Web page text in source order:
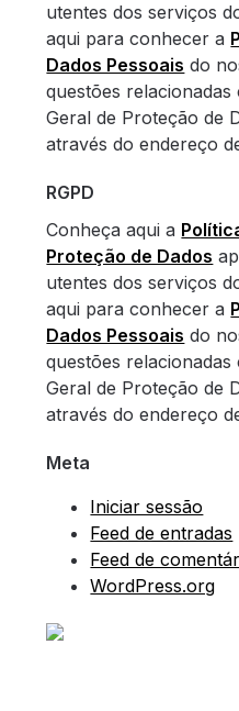
utentes dos serviços
aqui para conhecer a
Dados Pessoais do
questões
Geral de Proteção de
através do endereço
RGPD
Conheça aqui a
Proteção de Dados
utentes dos serviços
aqui para conhecer a
Dados Pessoais do
questões
Geral de Proteção de
através do endereço
Meta
Iniciar sessão
Feed de entradas
Feed de
WordPress.org